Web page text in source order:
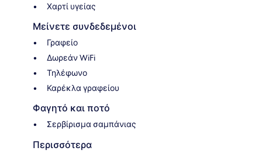
Χαρτί υγείας
Μείνετε συνδεδεμένοι
Γραφείο
Δωρεάν WiFi
Τηλέφωνο
Καρέκλα γραφείου
Φαγητό και ποτό
Σερβίρισμα σαμπάνιας
Περισσότερα